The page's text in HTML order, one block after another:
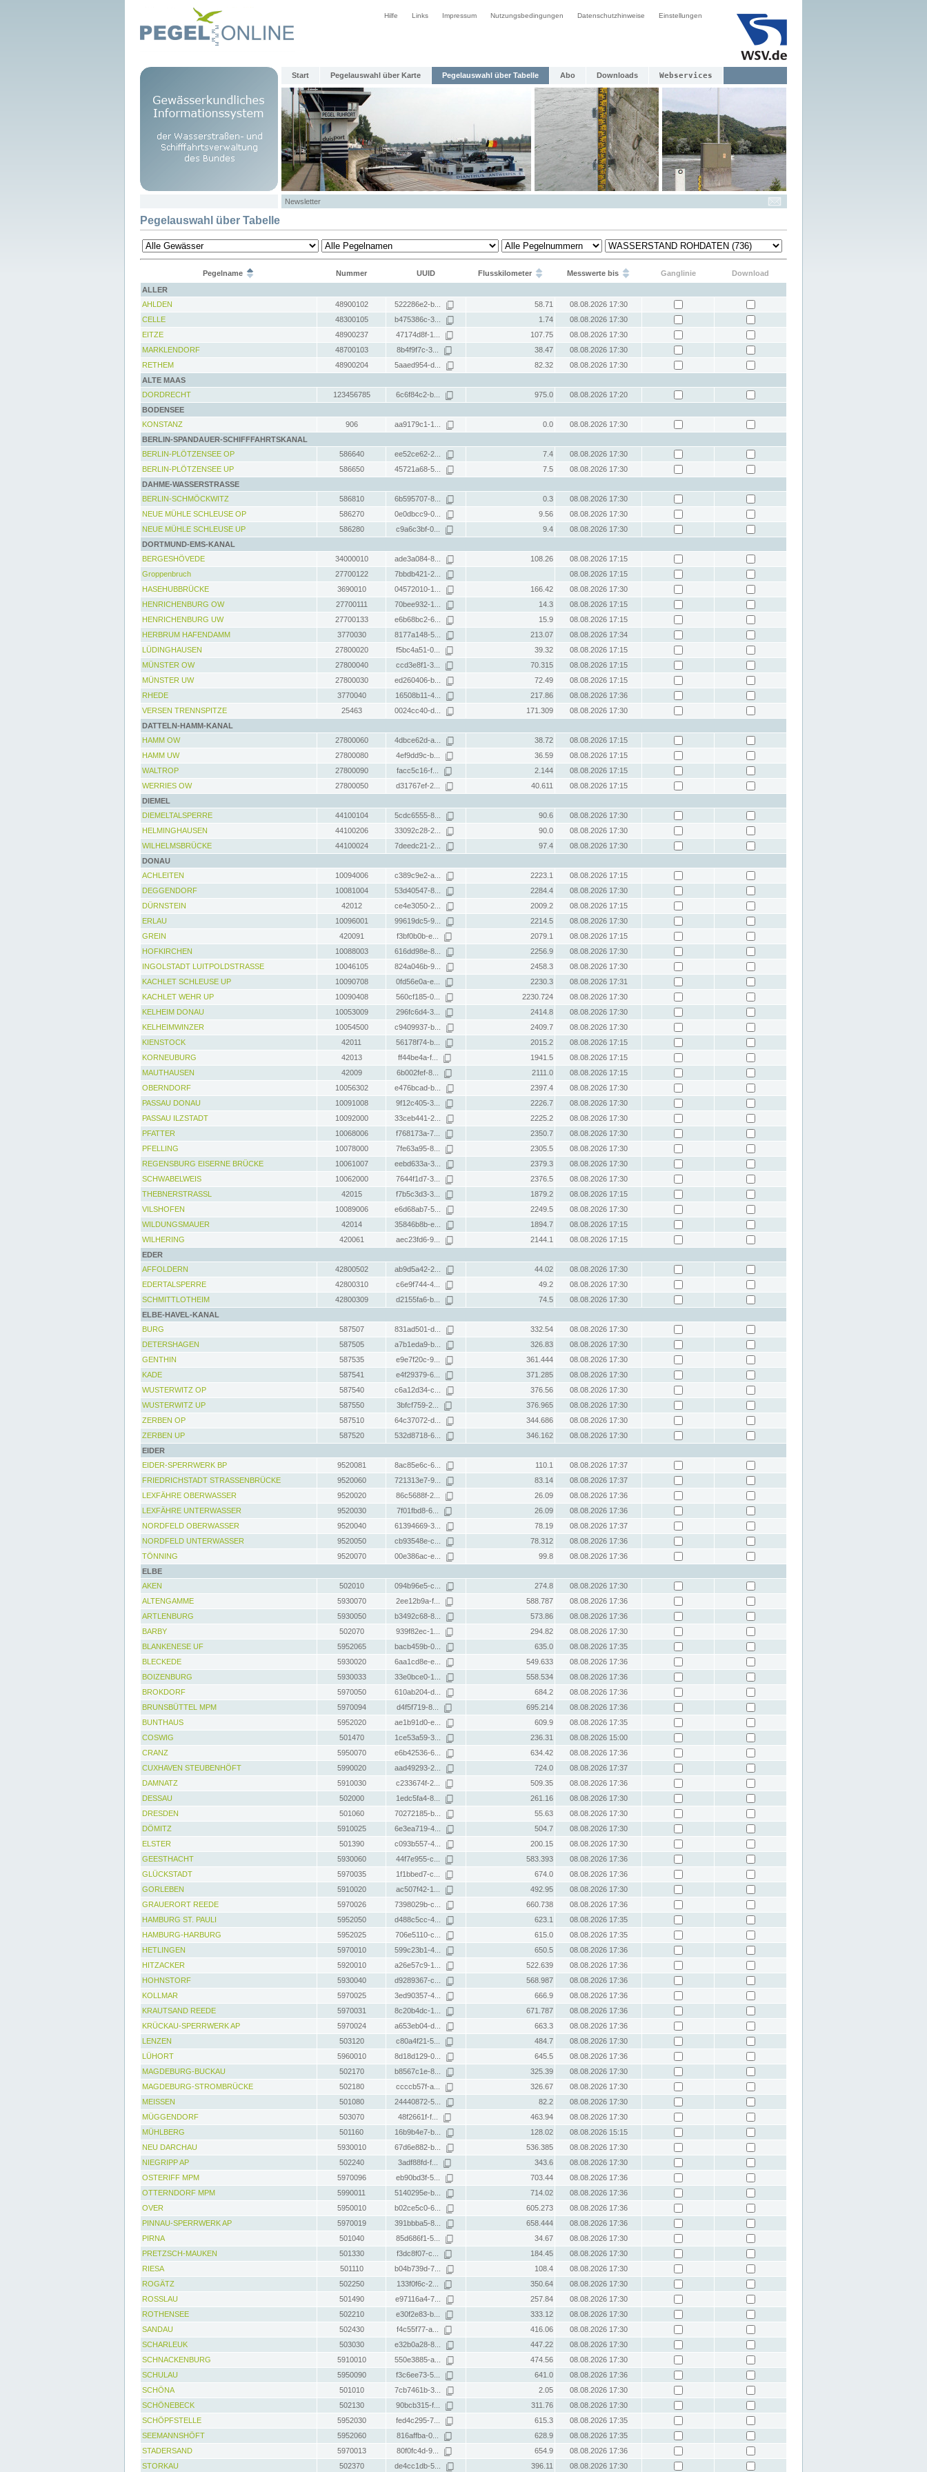
Hilfe Links Impressum Nutzungsbedingungen Datenschutzhinweise Einstellungen
Start Pegelauswahl über Karte Pegelauswahl über Tabelle Abo Downloads Webservices
Newsletter
Pegelauswahl über Tabelle
Pegelname Nummer UUID Flusskilometer Messwerte bis Ganglinie
Download
ALLER
AHLDEN
48900102 522286e2-b... 58.71
08.08.2026 17:30
CELLE
48300105 b475386c-3... 1.74
08.08.2026 17:30
EITZE
48900237 47174d8f-1... 107.75
08.08.2026 17:30
MARKLENDORF
48700103 8b4f9f7c-3... 38.47
08.08.2026 17:30
RETHEM
48900204 5aaed954-d... 82.32
08.08.2026 17:30
ALTE MAAS
DORDRECHT
123456785 6c6f84c2-b... 975.0
08.08.2026 17:20
BODENSEE
KONSTANZ
906 aa9179c1-1... 0.0
08.08.2026 17:30
BERLIN-SPANDAUER-SCHIFFFAHRTSKANAL
BERLIN-PLÖTZENSEE OP
586640 ee52ce62-2... 7.4
08.08.2026 17:30
BERLIN-PLÖTZENSEE UP
586650 45721a68-5... 7.5
08.08.2026 17:30
DAHME-WASSERSTRASSE
BERLIN-SCHMÖCKWITZ
586810 6b595707-8... 0.3
08.08.2026 17:30
NEUE MÜHLE SCHLEUSE OP
586270 0e0dbcc9-0... 9.56
08.08.2026 17:30
NEUE MÜHLE SCHLEUSE UP
586280 c9a6c3bf-0... 9.4
08.08.2026 17:30
DORTMUND-EMS-KANAL
BERGESHÖVEDE
34000010 ade3a084-8... 108.26
08.08.2026 17:15
Groppenbruch
27700122 7bbdb421-2...
08.08.2026 17:15
HASEHUBBRÜCKE
3690010 04572010-1... 166.42
08.08.2026 17:30
HENRICHENBURG OW
27700111 70bee932-1... 14.3
08.08.2026 17:15
HENRICHENBURG UW
27700133 e6b68bc2-6... 15.9
08.08.2026 17:15
HERBRUM HAFENDAMM
3770030 8177a148-5... 213.07
08.08.2026 17:34
LÜDINGHAUSEN
27800020 f5bc4a51-0... 39.32
08.08.2026 17:15
MÜNSTER OW
27800040 ccd3e8f1-3... 70.315
08.08.2026 17:15
MÜNSTER UW
27800030 ed260406-b... 72.49
08.08.2026 17:15
RHEDE
3770040 16508b11-4... 217.86
08.08.2026 17:36
VERSEN TRENNSPITZE
25463 0024cc40-d... 171.309
08.08.2026 17:30
DATTELN-HAMM-KANAL
HAMM OW
27800060 4dbce62d-a... 38.72
08.08.2026 17:15
HAMM UW
27800080 4ef9dd9c-b... 36.59
08.08.2026 17:15
WALTROP
27800090 facc5c16-f... 2.144
08.08.2026 17:15
WERRIES OW
27800050 d31767ef-2... 40.611
08.08.2026 17:15
DIEMEL
DIEMELTALSPERRE
44100104 5cdc6555-8... 90.6
08.08.2026 17:30
HELMINGHAUSEN
44100206 33092c28-2... 90.0
08.08.2026 17:30
WILHELMSBRÜCKE
44100024 7deedc21-2... 97.4
08.08.2026 17:30
DONAU
ACHLEITEN
10094006 c389c9e2-a... 2223.1
08.08.2026 17:15
DEGGENDORF
10081004 53d40547-8... 2284.4
08.08.2026 17:30
DÜRNSTEIN
42012 ce4e3050-2... 2009.2
08.08.2026 17:15
ERLAU
10096001 99619dc5-9... 2214.5
08.08.2026 17:30
GREIN
420091 f3bf0b0b-e... 2079.1
08.08.2026 17:15
HOFKIRCHEN
10088003 616dd98e-8... 2256.9
08.08.2026 17:30
INGOLSTADT LUITPOLDSTRASSE
10046105 824a046b-9... 2458.3
08.08.2026 17:30
KACHLET SCHLEUSE UP
10090708 0fd56e0a-e... 2230.3
08.08.2026 17:31
KACHLET WEHR UP
10090408 560cf185-0... 2230.724
08.08.2026 17:30
KELHEIM DONAU
10053009 296fc6d4-3... 2414.8
08.08.2026 17:30
KELHEIMWINZER
10054500 c9409937-b... 2409.7
08.08.2026 17:30
KIENSTOCK
42011 56178f74-b... 2015.2
08.08.2026 17:15
KORNEUBURG
42013 ff44be4a-f... 1941.5
08.08.2026 17:15
MAUTHAUSEN
42009 6b002fef-8... 2111.0
08.08.2026 17:15
OBERNDORF
10056302 e476bcad-b... 2397.4
08.08.2026 17:30
PASSAU DONAU
10091008 9f12c405-3... 2226.7
08.08.2026 17:30
PASSAU ILZSTADT
10092000 33ceb441-2... 2225.2
08.08.2026 17:30
PFATTER
10068006 f768173a-7... 2350.7
08.08.2026 17:30
PFELLING
10078000 7fe63a95-8... 2305.5
08.08.2026 17:30
REGENSBURG EISERNE BRÜCKE
10061007 eebd633a-3... 2379.3
08.08.2026 17:30
SCHWABELWEIS
10062000 7644f1d7-3... 2376.5
08.08.2026 17:30
THEBNERSTRASSL
42015 f7b5c3d3-3... 1879.2
08.08.2026 17:15
VILSHOFEN
10089006 e6d68ab7-5... 2249.5
08.08.2026 17:30
WILDUNGSMAUER
42014 35846b8b-e... 1894.7
08.08.2026 17:15
WILHERING
420061 aec23fd6-9... 2144.1
08.08.2026 17:15
EDER
AFFOLDERN
42800502 ab9d5a42-2... 44.02
08.08.2026 17:30
EDERTALSPERRE
42800310 c6e9f744-4... 49.2
08.08.2026 17:30
SCHMITTLOTHEIM
42800309 d2155fa6-b... 74.5
08.08.2026 17:30
ELBE-HAVEL-KANAL
BURG
587507 831ad501-d... 332.54
08.08.2026 17:30
DETERSHAGEN
587505 a7b1eda9-b... 326.83
08.08.2026 17:30
GENTHIN
587535 e9e7f20c-9... 361.444
08.08.2026 17:30
KADE
587541 e4f29379-6... 371.285
08.08.2026 17:30
WUSTERWITZ OP
587540 c6a12d34-c... 376.56
08.08.2026 17:30
WUSTERWITZ UP
587550 3bfcf759-2... 376.965
08.08.2026 17:30
ZERBEN OP
587510 64c37072-d... 344.686
08.08.2026 17:30
ZERBEN UP
587520 532d8718-6... 346.162
08.08.2026 17:30
EIDER
EIDER-SPERRWERK BP
9520081 8ac85e6c-6... 110.1
08.08.2026 17:37
FRIEDRICHSTADT STRASSENBRÜCKE
9520060 721313e7-9... 83.14
08.08.2026 17:37
LEXFÄHRE OBERWASSER
9520020 86c5688f-2... 26.09
08.08.2026 17:36
LEXFÄHRE UNTERWASSER
9520030 7f01fbd8-6... 26.09
08.08.2026 17:36
NORDFELD OBERWASSER
9520040 61394669-3... 78.19
08.08.2026 17:37
NORDFELD UNTERWASSER
9520050 cb93548e-c... 78.312
08.08.2026 17:36
TÖNNING
9520070 00e386ac-e... 99.8
08.08.2026 17:36
ELBE
AKEN
502010 094b96e5-c... 274.8
08.08.2026 17:30
ALTENGAMME
5930070 2ee12b9a-f... 588.787
08.08.2026 17:36
ARTLENBURG
5930050 b3492c68-8... 573.86
08.08.2026 17:36
BARBY
502070 939f82ec-1... 294.82
08.08.2026 17:30
BLANKENESE UF
5952065 bacb459b-0... 635.0
08.08.2026 17:35
BLECKEDE
5930020 6aa1cd8e-e... 549.633
08.08.2026 17:36
BOIZENBURG
5930033 33e0bce0-1... 558.534
08.08.2026 17:36
BROKDORF
5970050 610ab204-d... 684.2
08.08.2026 17:36
BRUNSBÜTTEL MPM
5970094 d4f5f719-8... 695.214
08.08.2026 17:36
BUNTHAUS
5952020 ae1b91d0-e... 609.9
08.08.2026 17:35
COSWIG
501470 1ce53a59-3... 236.31
08.08.2026 15:00
CRANZ
5950070 e6b42536-6... 634.42
08.08.2026 17:36
CUXHAVEN STEUBENHÖFT
5990020 aad49293-2... 724.0
08.08.2026 17:37
DAMNATZ
5910030 c233674f-2... 509.35
08.08.2026 17:36
DESSAU
502000 1edc5fa4-8... 261.16
08.08.2026 17:30
DRESDEN
501060 70272185-b... 55.63
08.08.2026 17:30
DÖMITZ
5910025 6e3ea719-4... 504.7
08.08.2026 17:30
ELSTER
501390 c093b557-4... 200.15
08.08.2026 17:30
GEESTHACHT
5930060 44f7e955-c... 583.393
08.08.2026 17:36
GLÜCKSTADT
5970035 1f1bbed7-c... 674.0
08.08.2026 17:36
GORLEBEN
5910020 ac507f42-1... 492.95
08.08.2026 17:30
GRAUERORT REEDE
5970026 7398029b-c... 660.738
08.08.2026 17:36
HAMBURG ST. PAULI
5952050 d488c5cc-4... 623.1
08.08.2026 17:35
HAMBURG-HARBURG
5952025 706e5110-c... 615.0
08.08.2026 17:35
HETLINGEN
5970010 599c23b1-4... 650.5
08.08.2026 17:36
HITZACKER
5920010 a26e57c9-1... 522.639
08.08.2026 17:36
HOHNSTORF
5930040 d9289367-c... 568.987
08.08.2026 17:36
KOLLMAR
5970025 3ed90357-4... 666.9
08.08.2026 17:36
KRAUTSAND REEDE
5970031 8c20b4dc-1... 671.787
08.08.2026 17:36
KRÜCKAU-SPERRWERK AP
5970024 a653eb04-d... 663.3
08.08.2026 17:36
LENZEN
503120 c80a4f21-5... 484.7
08.08.2026 17:30
LÜHORT
5960010 8d18d129-0... 645.5
08.08.2026 17:36
MAGDEBURG-BUCKAU
502170 b8567c1e-8... 325.39
08.08.2026 17:30
MAGDEBURG-STROMBRÜCKE
502180 ccccb57f-a... 326.67
08.08.2026 17:30
MEISSEN
501080 24440872-5... 82.2
08.08.2026 17:30
MÜGGENDORF
503070 48f2661f-f... 463.94
08.08.2026 17:30
MÜHLBERG
501160 16b9b4e7-b... 128.02
08.08.2026 15:15
NEU DARCHAU
5930010 67d6e882-b... 536.385
08.08.2026 17:30
NIEGRIPP AP
502240 3adf88fd-f... 343.6
08.08.2026 17:30
OSTERIFF MPM
5970096 eb90bd3f-5... 703.44
08.08.2026 17:36
OTTERNDORF MPM
5990011 5140295e-b... 714.02
08.08.2026 17:36
OVER
5950010 b02ce5c0-6... 605.273
08.08.2026 17:36
PINNAU-SPERRWERK AP
5970019 391bbba5-8... 658.444
08.08.2026 17:36
PIRNA
501040 85d686f1-5... 34.67
08.08.2026 17:30
PRETZSCH-MAUKEN
501330 f3dc8f07-c... 184.45
08.08.2026 17:30
RIESA
501110 b04b739d-7... 108.4
08.08.2026 17:30
ROGÄTZ
502250 133f0f6c-2... 350.64
08.08.2026 17:30
ROSSLAU
501490 e97116a4-7... 257.84
08.08.2026 17:30
ROTHENSEE
502210 e30f2e83-b... 333.12
08.08.2026 17:30
SANDAU
502430 f4c55f77-a... 416.06
08.08.2026 17:30
SCHARLEUK
503030 e32b0a28-8... 447.22
08.08.2026 17:30
SCHNACKENBURG
5910010 550e3885-a... 474.56
08.08.2026 17:30
SCHULAU
5950090 f3c6ee73-5... 641.0
08.08.2026 17:36
SCHÖNA
501010 7cb7461b-3... 2.05
08.08.2026 17:30
SCHÖNEBECK
502130 90bcb315-f... 311.76
08.08.2026 17:30
SCHÖPFSTELLE
5952030 fed4c295-7... 615.3
08.08.2026 17:35
SEEMANNSHÖFT
5952060 816affba-0... 628.9
08.08.2026 17:35
STADERSAND
5970013 80f0fc4d-9... 654.9
08.08.2026 17:36
STORKAU
502370 de4cc1db-5... 396.11 08.08.2026 17:30